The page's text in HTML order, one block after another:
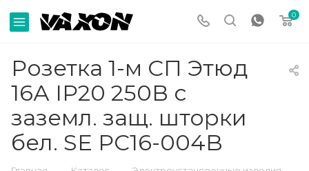
0
Розетка 1-м СП Этюд
16А IP20 250В с
заземл. защ. шторки
бел. SE PC16-004B